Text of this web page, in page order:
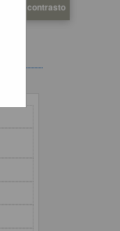
Alto contrasto